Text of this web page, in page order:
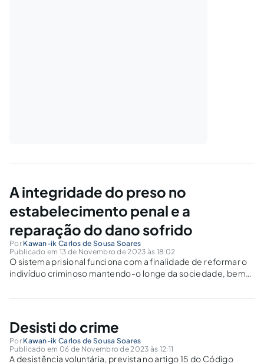
A integridade do preso no
estabelecimento penal e a
reparação do dano sofrido
Por Kawan-ik Carlos de Sousa Soares
Publicado em 13 de Novembro de 2023 às 18:02
O sistema prisional funciona com a finalidade de reformar o
indivíduo criminoso mantendo-o longe da sociedade, bem
Neste último caso, usando das prisões cautelares e pré-
Desisti do crime
Por Kawan-ik Carlos de Sousa Soares
Publicado em 06 de Novembro de 2023 às 12:11
A desistência voluntária, prevista no artigo 15 do Código